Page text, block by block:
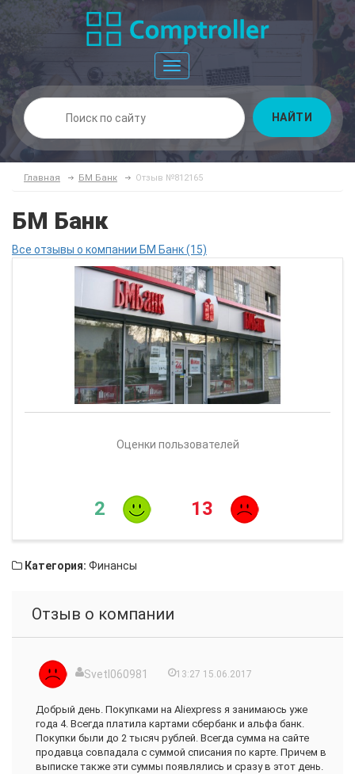
Toggle
navigation
НАЙТИ
Главная БМ Банк Отзыв №812165
БМ Банк
Все отзывы о компании БМ Банк (15)
Оценки пользователей
2 13
Категория: Финансы
Отзыв о компании
Svetl060981 13:27 15.06.2017
Добрый день. Покупками на Aliexpress я занимаюсь уже
года 4. Всегда платила картами сбербанк и альфа банк.
Покупки были до 2 тысяч рублей. Всегда сумма на сайте
продавца совпадала с суммой списания по карте. Причем в
выписке также эти суммы появлялись и сразу в этот день.